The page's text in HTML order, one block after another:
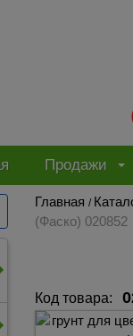
Продажи
Главная /
(Фаско) 020852
Код товара: